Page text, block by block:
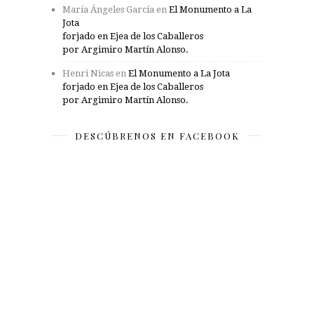
María Ángeles García en El Monumento a La
Jota
forjado en Ejea de los Caballeros
por Argimiro Martín Alonso.
Henri Nicas en El Monumento a La Jota
forjado en Ejea de los Caballeros
por Argimiro Martín Alonso.
DESCÚBRENOS EN FACEBOOK